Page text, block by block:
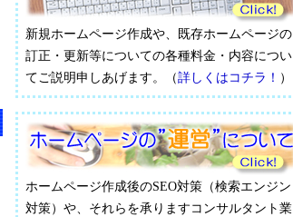
新規ホームページ作成や、既存ホームページの
訂正・更新等についての各種料金・内容につい
てご説明申しあげます。（詳しくはコチラ！ ）
ホームページ作成後のSEO対策（検索エンジン
対策）や、それらを承りますコンサルタント業